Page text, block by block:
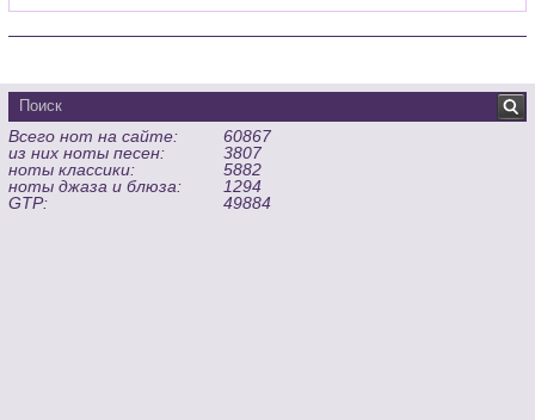
Всего нот на сайте:
60867
из них ноты песен:
3807
ноты классики:
5882
ноты джаза и блюза:
1294
GTP:
49884